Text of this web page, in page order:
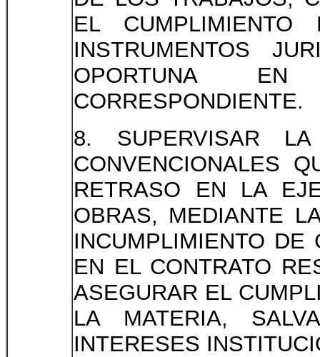
EL
INSTRUMENTOS
OPORTUNA
CORRESPONDIENTE.
8. SUPERVISAR
CONVENCIONALES
RETRASO EN LA
OBRAS, MEDIANTE
INCUMPLIMIENTO DE
EN EL CONTRATO
ASEGURAR EL
LA MATERIA,
INTERESES